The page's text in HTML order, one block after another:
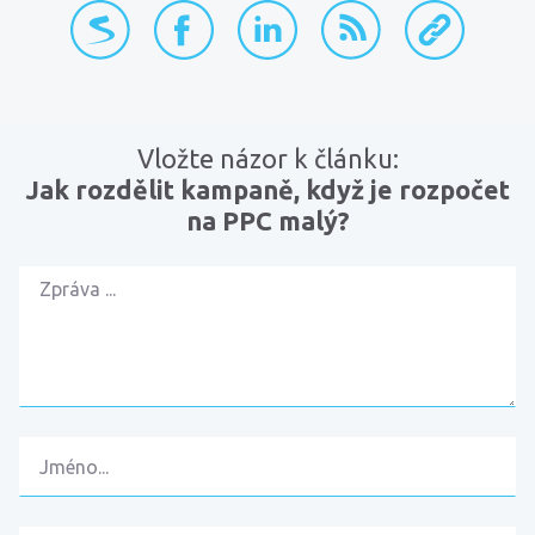
přidat na Seznam.cz
sdílet na Facebooku
sdílet na LinkedInu
RSS kanálzkopírovat
Vložte názor k článku:
Jak rozdělit kampaně, když je rozpočet
na PPC malý?